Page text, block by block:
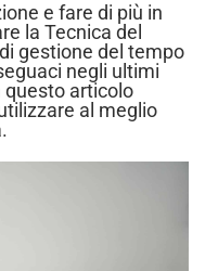
e fare di più in
la Tecnica del
gestione del tempo
negli ultimi
questo articolo
al meglio